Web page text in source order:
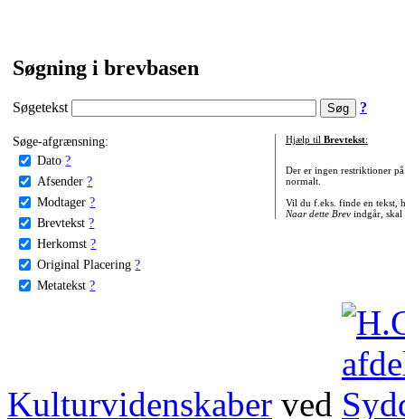
Søgning i brevbasen
Søgetekst ?
Søge-afgrænsning:
Dato ?
Afsender ?
Modtager ?
Brevtekst ?
Herkomst ?
Original Placering ?
Metatekst ?
Hjælp til Brevtekst:
Der er ingen restriktioner
normalt.
Vil du f.eks. finde en tekst,
Naar dette Brevindgår, skal
Kulturvidenskaber ved